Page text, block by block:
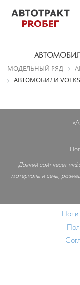
МОДЕЛЬНЫЙ РЯД
АВТОМОБИЛИ
Данный сайт несет
материалы и цены,